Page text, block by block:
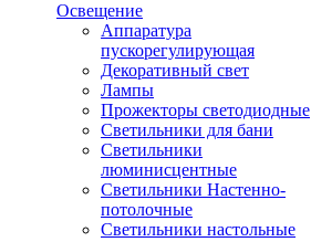
Освещение
Аппаратура
пускорегулирующая
Декоративный свет
Лампы
Прожекторы светодиодные
Светильники для бани
Светильники
люминисцентные
Светильники Настенно-
потолочные
Светильники настольные